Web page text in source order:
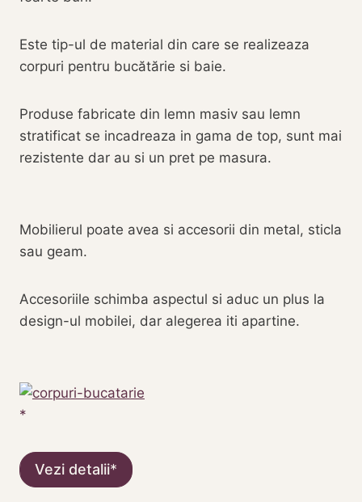
Este tip-ul de material din care se realizeaza
corpuri pentru bucătărie si baie.
Produse fabricate din lemn masiv sau lemn
stratificat se incadreaza in gama de top, sunt mai
rezistente dar au si un pret pe masura.
Mobilierul poate avea si accesorii din metal, sticla
sau geam.
Accesoriile schimba aspectul si aduc un plus la
design-ul mobilei, dar alegerea iti apartine.
Vezi detalii